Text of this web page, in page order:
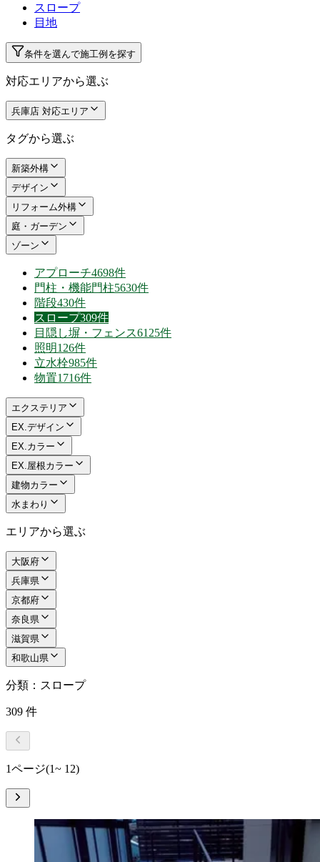
スロープ
目地
条件を選んで施工例を探す
対応エリアから選ぶ
兵庫店 対応エリア
タグから選ぶ
新築外構
デザイン
リフォーム外構
庭・ガーデン
ゾーン
アプローチ4698件
門柱・機能門柱5630件
階段430件
スロープ309件
目隠し塀・フェンス6125件
照明126件
立水栓985件
物置1716件
エクステリア
EX.デザイン
EX.カラー
EX.屋根カラー
建物カラー
水まわり
エリアから選ぶ
大阪府
兵庫県
京都府
奈良県
滋賀県
和歌山県
分類：スロープ
309 件
1ページ(1~ 12)